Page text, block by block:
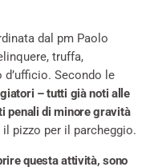
dal pm Paolo
truffa,
Secondo le
– tutti già noti alle
penali di minore gravità
pizzo per il parcheggio.
questa attività, sono